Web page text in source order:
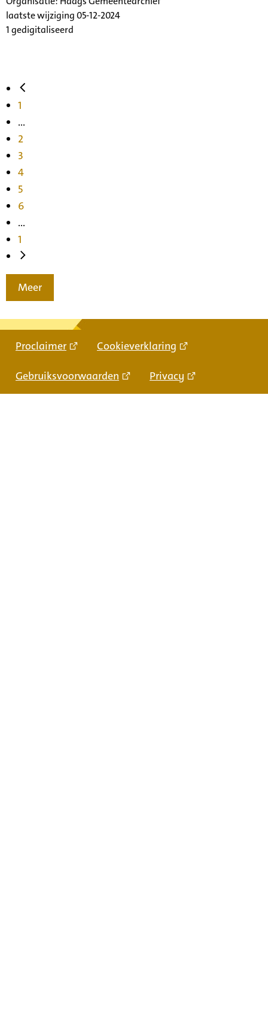
laatste wijziging 05-12-2024
1 gedigitaliseerd
1
...
2
3
4
5
6
...
1
Meer
Proclaimer Cookieverklaring
Gebruiksvoorwaarden Privacy